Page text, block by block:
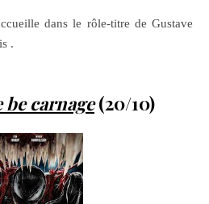
dans le rôle-titre de Gustave
.
carnage(20/10)